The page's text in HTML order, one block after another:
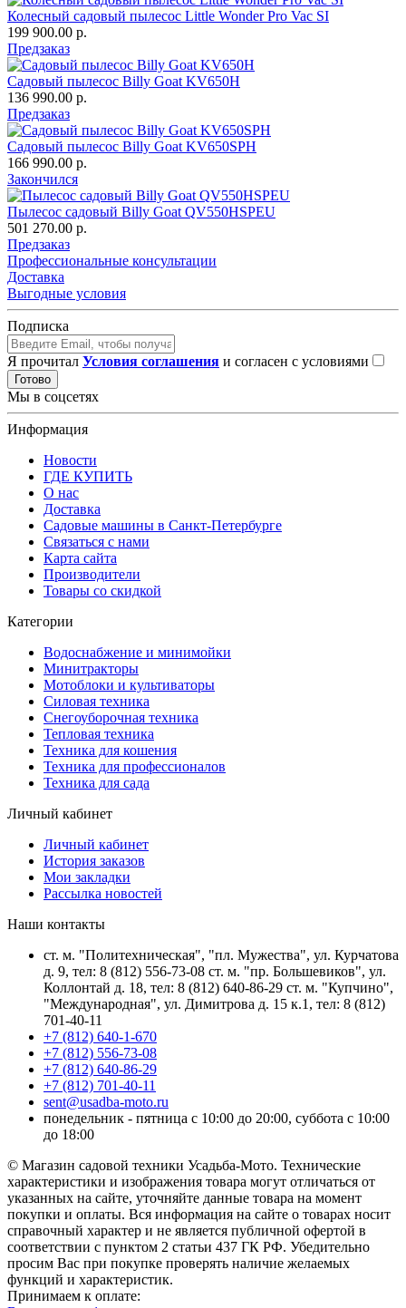
Колесный садовый пылесос Little Wonder Pro Vac SI
199 900.00 р.
Предзаказ
Садовый пылесос Billy Goat KV650H
136 990.00 р.
Предзаказ
Садовый пылесос Billy Goat KV650SPH
166 990.00 р.
Закончился
Пылесос садовый Billy Goat QV550HSPEU
501 270.00 р.
Предзаказ
Профессиональные консультации
Доставка
Выгодные условия
Подписка
Я прочитал Условия соглашения и согласен с условиями
Готово
Мы в соцсетях
Информация
Новости
ГДЕ КУПИТЬ
О нас
Доставка
Садовые машины в Санкт-Петербурге
Связаться с нами
Карта сайта
Производители
Товары со скидкой
Категории
Водоснабжение и минимойки
Минитракторы
Мотоблоки и культиваторы
Силовая техника
Снегоуборочная техника
Тепловая техника
Техника для кошения
Техника для профессионалов
Техника для сада
Личный кабинет
Личный кабинет
История заказов
Мои закладки
Рассылка новостей
Наши контакты
ст. м. "Политехническая", "пл. Мужества", ул. Курчатова
д. 9, тел: 8 (812) 556-73-08 ст. м. "пр. Большевиков", ул.
Коллонтай д. 18, тел: 8 (812) 640-86-29 ст. м. "Купчино",
"Международная", ул. Димитрова д. 15 к.1, тел: 8 (812)
701-40-11
+7 (812) 640-1-670
+7 (812) 556-73-08
+7 (812) 640-86-29
+7 (812) 701-40-11
sent@usadba-moto.ru
понедельник - пятница с 10:00 до 20:00, суббота с 10:00
до 18:00
© Магазин садовой техники Усадьба-Мото. Технические
характеристики и изображения товара могут отличаться от
указанных на сайте, уточняйте данные товара на момент
покупки и оплаты. Вся информация на сайте о товарах носит
справочный характер и не является публичной офертой в
соответствии с пунктом 2 статьи 437 ГК РФ. Убедительно
просим Вас при покупке проверять наличие желаемых
функций и характеристик.
Принимаем к оплате: